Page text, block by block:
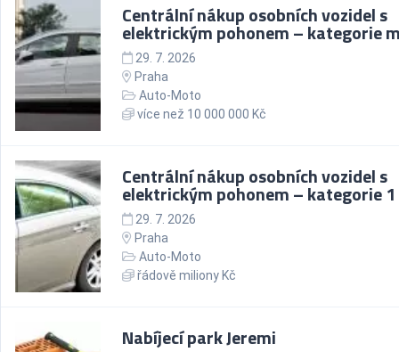
Centrální nákup osobních vozidel s
elektrickým pohonem – kategorie
29. 7. 2026
Praha
Auto-Moto
více než 10 000 000 Kč
Centrální nákup osobních vozidel s
elektrickým pohonem – kategorie 1
29. 7. 2026
Praha
Auto-Moto
řádově miliony Kč
Nabíjecí park Jeremi